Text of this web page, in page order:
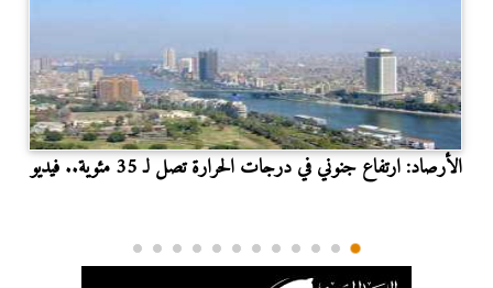
الأرصاد: ارتفاع جنوني في درجات الحرارة تصل لـ 35 مئوية.. فيديو